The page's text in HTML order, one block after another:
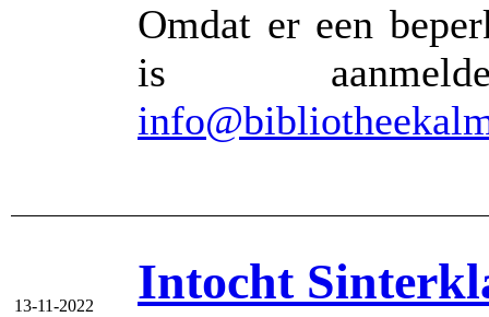
Omdat er een
is
13-11-2022 Intocht